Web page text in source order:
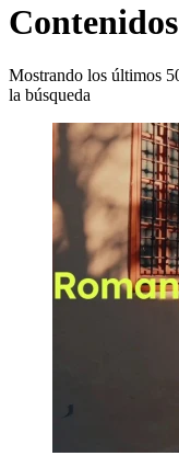
Mostrando los últimos
la búsqueda